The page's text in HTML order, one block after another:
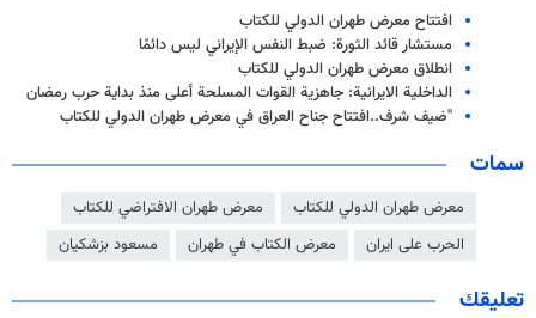
افتتاح معرض طهران الدولي للكتاب
مستشار قائد الثورة: ضبط النفس الإيراني ليس دائمًا
انطلاق معرض طهران الدولي للكتاب
الداخلية الايرانية: جاهزية القوات المسلحة أعلى منذ بداية حرب رمضان
"ضيف شرف..افتتاح جناح العراق في معرض طهران الدولي للكتاب
سمات
معرض طهران الدولي للكتاب
معرض طهران الافتراضي للكتاب
الحرب على ايران
معرض الكتاب في طهران مسعود بزشكيان
تعليقك